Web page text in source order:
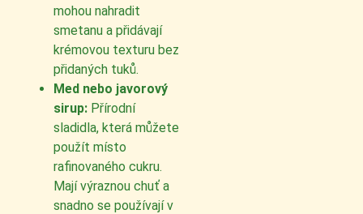
mohou nahradit
smetanu a přidávají
krémovou texturu bez
přidaných tuků.
Med nebo javorový
sirup: Přírodní
sladidla, která můžete
použít místo
rafinovaného cukru.
Mají výraznou chuť a
snadno se používají v